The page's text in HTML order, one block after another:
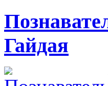
Гайдая